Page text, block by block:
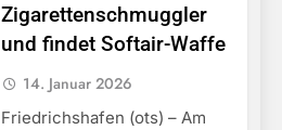
Zigarettenschmuggler
und findet Softair-Waffe
14. Januar 2026
Friedrichshafen (ots) – Am